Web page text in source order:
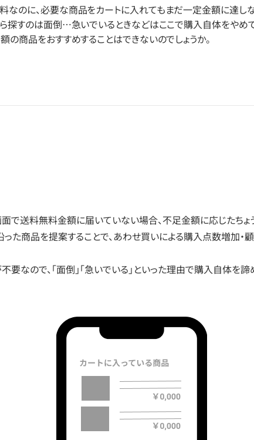
なのに、必要な商品をカートに入れてもまだ一定金額に達し
探すのは面倒…急いでいるときなどはここで購入自体をやめ
の商品をおすすめすることはできないのでしょうか。
で送料無料金額に届いていない場合、不足金額に応じたち
た商品を提案することで、あわせ買いによる購入点数増加・
なので、「面倒」「急いでいる」といった理由で購入自体を諦